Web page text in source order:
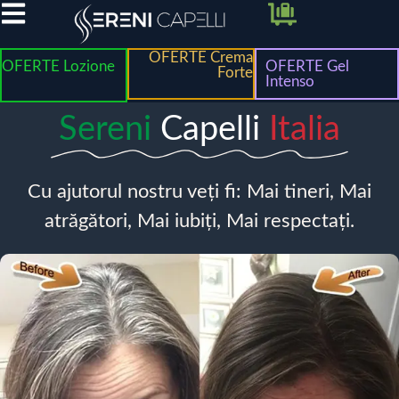
OFERTE Lozione
OFERTE Crema
Forte
OFERTE Gel
Intenso
Sereni Capelli Italia
Cu ajutorul nostru veți fi: Mai tineri, Mai
atrăgători, Mai iubiți, Mai respectați.